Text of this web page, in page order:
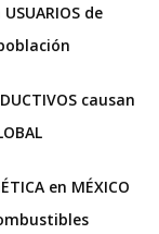
de
causan
en MÉXICO